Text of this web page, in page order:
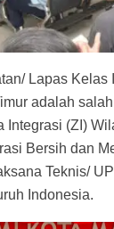
Lapas Kelas
adalah
Integrasi (ZI)
Bersih dan
Teknis/
Indonesia.